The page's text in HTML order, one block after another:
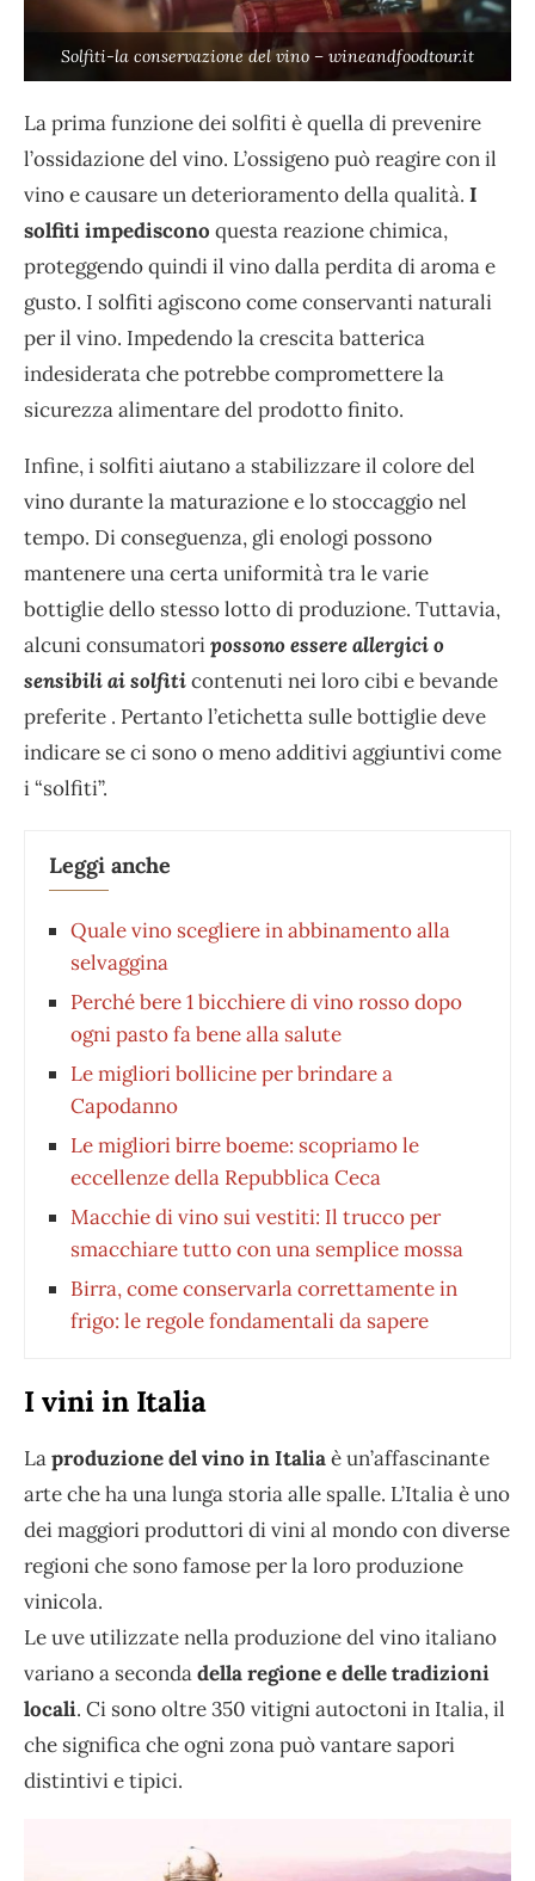
Solfiti-la conservazione del vino – wineandfoodtour.it
La prima funzione dei solfiti è quella di prevenire
l’ossidazione del vino. L’ossigeno può reagire con il
vino e causare un deterioramento della qualità. I
solfiti impediscono questa reazione chimica,
proteggendo quindi il vino dalla perdita di aroma e
gusto. I solfiti agiscono come conservanti naturali
per il vino. Impedendo la crescita batterica
indesiderata che potrebbe compromettere la
sicurezza alimentare del prodotto finito.
Infine, i solfiti aiutano a stabilizzare il colore del
vino durante la maturazione e lo stoccaggio nel
tempo. Di conseguenza, gli enologi possono
mantenere una certa uniformità tra le varie
bottiglie dello stesso lotto di produzione. Tuttavia,
alcuni consumatoripossono essere allergici o
sensibili ai solfiticontenuti nei loro cibi e bevande
preferite . Pertanto l’etichetta sulle bottiglie deve
indicare se ci sono o meno additivi aggiuntivi come
i “solfiti”.
Leggi anche
Quale vino scegliere in abbinamento alla
selvaggina
Perché bere 1 bicchiere di vino rosso dopo
ogni pasto fa bene alla salute
Le migliori bollicine per brindare a
Capodanno
Le migliori birre boeme: scopriamo le
eccellenze della Repubblica Ceca
Macchie di vino sui vestiti: Il trucco per
smacchiare tutto con una semplice mossa
Birra, come conservarla correttamente in
frigo: le regole fondamentali da sapere
I vini in Italia
Laproduzione del vino in Italiaè un’affascinante
arte che ha una lunga storia alle spalle. L’Italia è uno
dei maggiori produttori di vini al mondo con diverse
regioni che sono famose per la loro produzione
vinicola.
Le uve utilizzate nella produzione del vino italiano
variano a secondadella regione e delle tradizioni
locali. Ci sono oltre 350 vitigni autoctoni in Italia, il
che significa che ogni zona può vantare sapori
distintivi e tipici.